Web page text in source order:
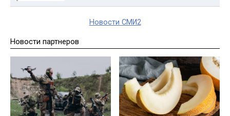
Новости СМИ2
Новости партнеров